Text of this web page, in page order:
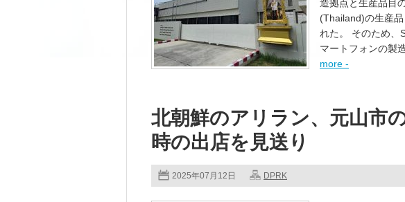
造拠点と生産品目
(Thailand)の生産
れた。 そのため、
マートフォンの製
more -
北朝鮮のアリラン、元山市
時の出店を見送り
2025年07月12日 DPRK